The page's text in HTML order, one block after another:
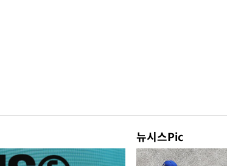
뉴시스Pic